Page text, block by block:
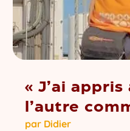
« J’ai
l’autre
par Didier